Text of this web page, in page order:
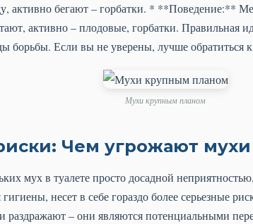
активно бегают – горбатки. * **Поведение:**
активно – плодовые, горбатки. Правильная
борьбы. Если вы не уверены, лучше обратиться
Мухи крупным планом
Чем угрожают мухи
мух в туалете просто досадной
несет в себе гораздо более серьезные
раздражают – они являются потенциальными